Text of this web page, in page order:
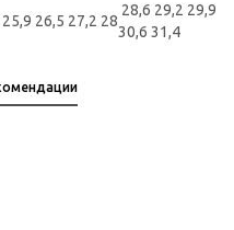
25,9 26,5 27,2 28
28,6 29,2 29,9
30,6 31,4